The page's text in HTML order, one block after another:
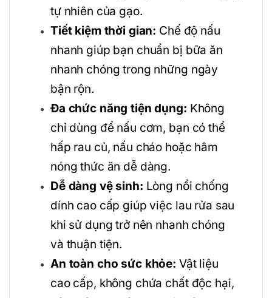
tự nhiên của gạo.
Tiết kiệm thời gian: Chế độ nấu
nhanh giúp bạn chuẩn bị bữa ăn
nhanh chóng trong những ngày
bận rộn.
Đa chức năng tiện dụng: Không
chỉ dùng để nấu cơm, bạn có thể
hấp rau củ, nấu cháo hoặc hâm
nóng thức ăn dễ dàng.
Dễ dàng vệ sinh: Lòng nồi chống
dính cao cấp giúp việc lau rửa sau
khi sử dụng trở nên nhanh chóng
và thuận tiện.
An toàn cho sức khỏe: Vật liệu
cao cấp, không chứa chất độc hại,